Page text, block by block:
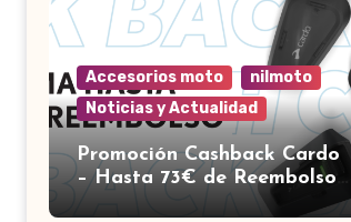
Accesorios moto
nilmoto
Noticias y Actualidad
Promoción Cashback Cardo
– Hasta 73€ de Reembolso |
Nilmoto